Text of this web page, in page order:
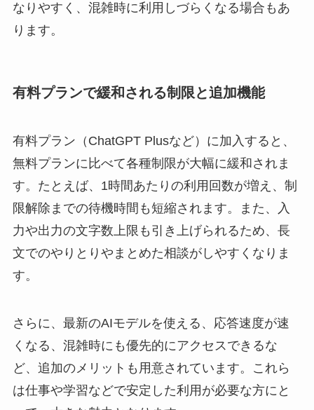
なりやすく、混雑時に利用しづらくなる場合もあ
ります。
有料プランで緩和される制限と追加機能
有料プラン（ChatGPT Plusなど）に加入すると、
無料プランに比べて各種制限が大幅に緩和されま
す。たとえば、1時間あたりの利用回数が増え、制
限解除までの待機時間も短縮されます。また、入
力や出力の文字数上限も引き上げられるため、長
文でのやりとりやまとめた相談がしやすくなりま
す。
さらに、最新のAIモデルを使える、応答速度が速
くなる、混雑時にも優先的にアクセスできるな
ど、追加のメリットも用意されています。これら
は仕事や学習などで安定した利用が必要な方にと